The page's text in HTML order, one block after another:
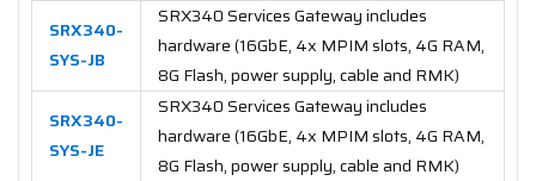
SRX340-
SYS-JB
SRX340 Services Gateway includes
hardware (16GbE, 4x MPIM slots, 4G RAM,
8G Flash, power supply, cable and RMK)
SRX340-
SYS-JE
SRX340 Services Gateway includes
hardware (16GbE, 4x MPIM slots, 4G RAM,
8G Flash, power supply, cable and RMK)